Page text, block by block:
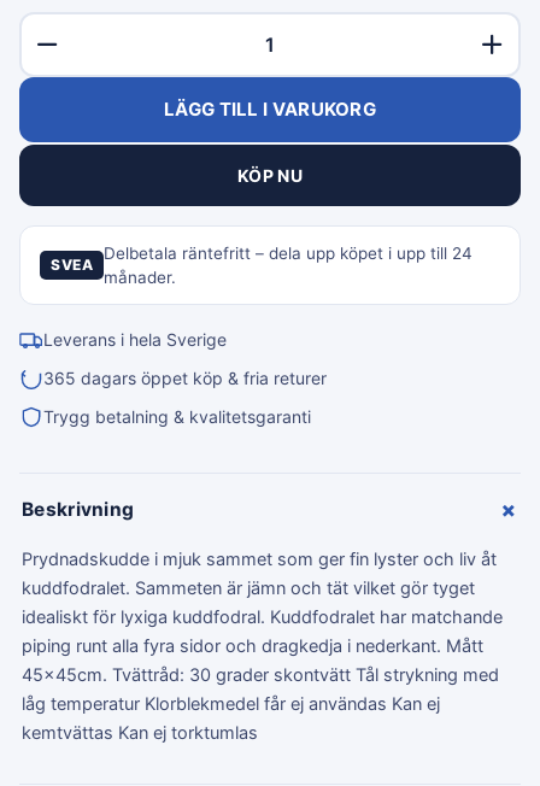
LÄGG TILL I VARUKORG
KÖP NU
SVEA
Delbetala räntefritt – dela upp köpet i upp till 24
månader.
Leverans i hela Sverige
365 dagars öppet köp & fria returer
Trygg betalning & kvalitetsgaranti
Beskrivning +
Prydnadskudde i mjuk sammet som ger fin lyster och liv åt
kuddfodralet. Sammeten är jämn och tät vilket gör tyget
idealiskt för lyxiga kuddfodral. Kuddfodralet har matchande
piping runt alla fyra sidor och dragkedja i nederkant. Mått
45x45cm. Tvättråd: 30 grader skontvätt Tål strykning med
låg temperatur Klorblekmedel får ej användas Kan ej
kemtvättas Kan ej torktumlas